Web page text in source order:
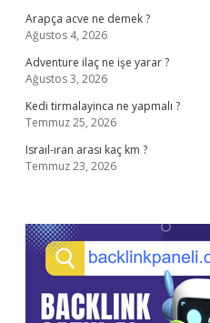
Arapça acve ne demek ?
Ağustos 4, 2026
Adventure ilaç ne işe yarar ?
Ağustos 3, 2026
Kedi tirmalayinca ne yapmalı ?
Temmuz 25, 2026
Israıl-ıran arası kaç km ?
Temmuz 23, 2026